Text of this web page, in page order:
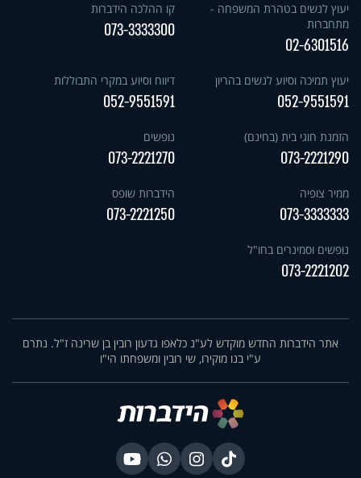
יעוץ לנשים בטהרת המשפחה -
מתחברות
02-6301516
קו ההלכה הידברות
073-3333300
יעוץ תמיכה וסיוע לנשים בהריון
052-9551591
דיווח וסיוע במקרי התבוללות
052-9551591
הזמנת חוגי בית (בחינם)
073-2221290
נופשים
073-2221270
ממיר צופיה
073-3333333
הידברות שופס
073-2221250
נופשים וסמינרים בחו"ל
073-2221202
אתר הידברות החדש מוקדש לע"נ כלאפו גדעון רובין בן שרינה ז"ל. נתרם
ע"י בנו מוקירו, שי רובין ומשפחתו הי"ו